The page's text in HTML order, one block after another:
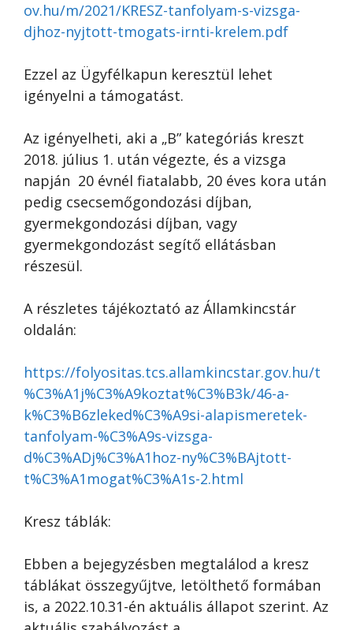
ov.hu/m/2021/KRESZ-tanfolyam-s-vizsga-
djhoz-nyjtott-tmogats-irnti-krelem.pdf
Ezzel az Ügyfélkapun keresztül lehet
igényelni a támogatást.
Az igényelheti, aki a „B” kategóriás kreszt
2018. július 1. után végezte, és a vizsga
napján 20 évnél fiatalabb, 20 éves kora után
pedig csecsemőgondozási díjban,
gyermekgondozási díjban, vagy
gyermekgondozást segítő ellátásban
részesül.
A részletes tájékoztató az Államkincstár
oldalán:
https://folyositas.tcs.allamkincstar.gov.hu/t
%C3%A1j%C3%A9koztat%C3%B3k/46-a-
k%C3%B6zleked%C3%A9si-alapismeretek-
tanfolyam-%C3%A9s-vizsga-
d%C3%ADj%C3%A1hoz-ny%C3%BAjtott-
t%C3%A1mogat%C3%A1s-2.html
Kresz táblák:
Ebben a bejegyzésben megtalálod a kresz
táblákat összegyűjtve, letölthető formában
is, a 2022.10.31-én aktuális állapot szerint. Az